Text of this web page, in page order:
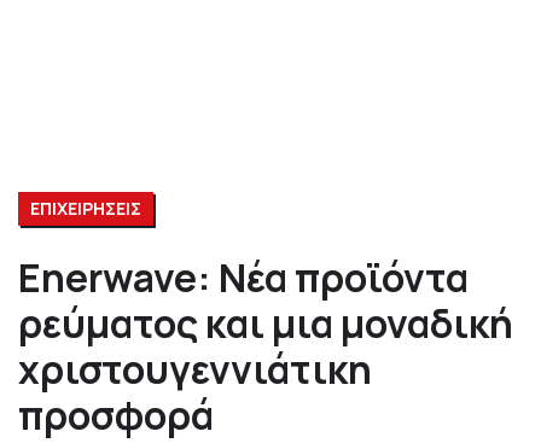
ΕΠΙΧΕΙΡΗΣΕΙΣ
Enerwave: Νέα προϊόντα
ρεύματος και μια μοναδική
χριστουγεννιάτικη
προσφορά